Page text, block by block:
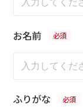
お名前
ふりがな